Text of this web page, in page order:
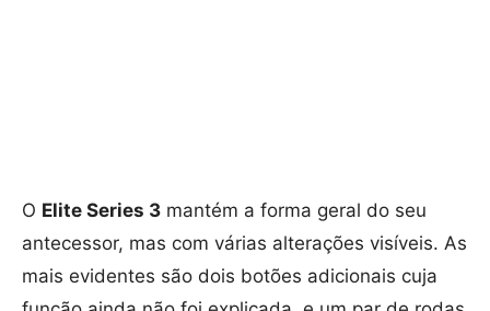
O Elite Series 3 mantém a forma geral do seu
antecessor, mas com várias alterações visíveis. As
mais evidentes são dois botões adicionais cuja